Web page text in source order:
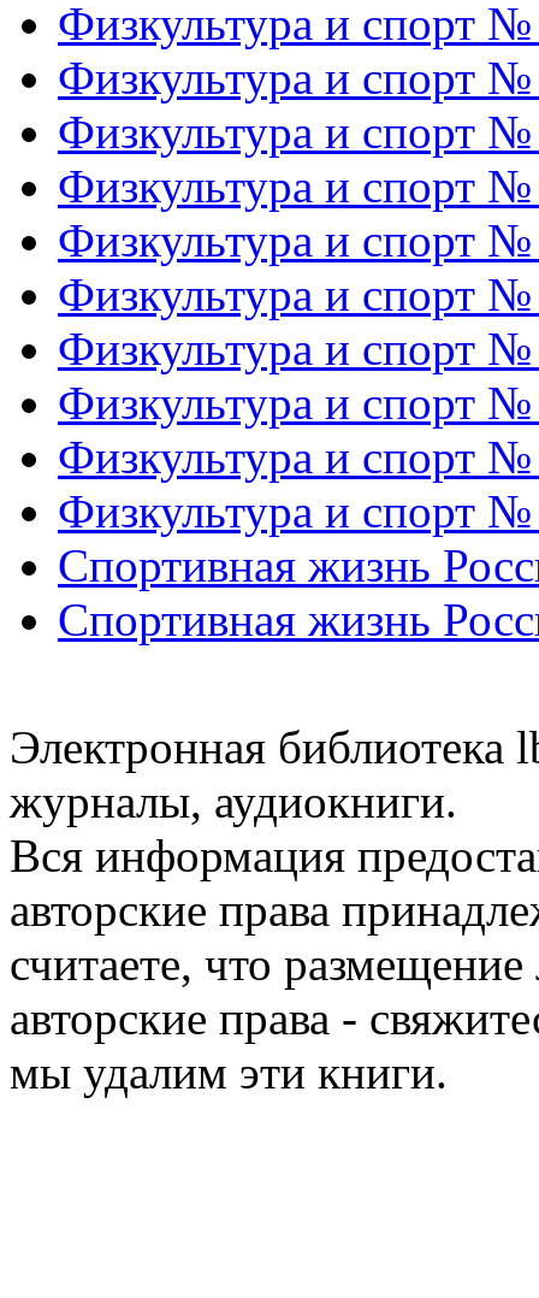
Физкультура и спорт
Физкультура и спорт
Физкультура и спорт
Физкультура и спорт
Физкультура и спорт
Физкультура и спорт
Физкультура и спорт
Физкультура и спорт
Физкультура и спорт
Физкультура и спорт
Спортивная жизнь
Спортивная жизнь
Электронная библиотека
журналы, аудиокниги.
Вся информация
авторские права
считаете, что
авторские права -
мы удалим эти книги.